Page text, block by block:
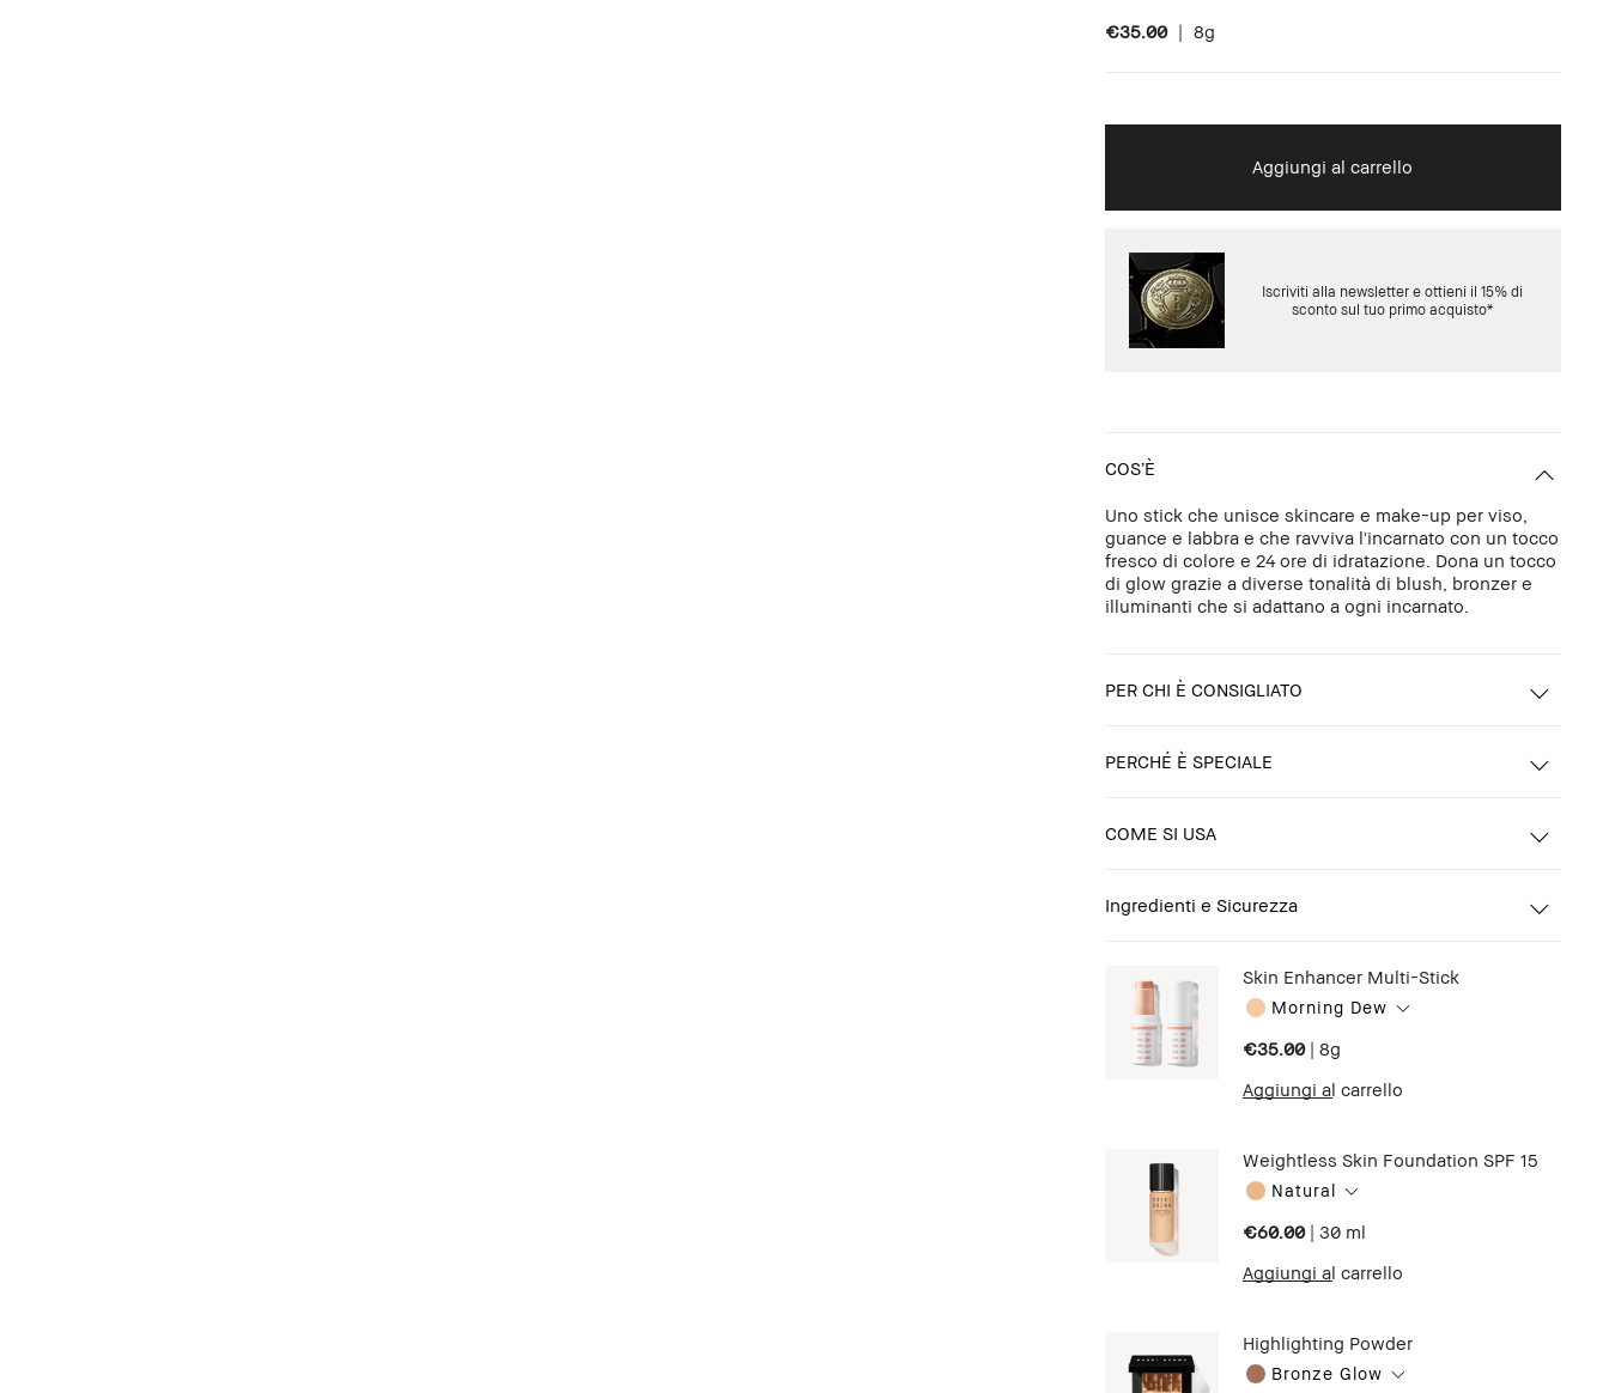
€35.00 | 8g
Aggiungi al carrello
Iscriviti alla newsletter e ottieni il 15% di
sconto sul tuo primo acquisto*
COS’È
Uno stick che unisce skincare e make-up per viso,
guance e labbra e che ravviva l'incarnato con un tocco
fresco di colore e 24 ore di idratazione. Dona un tocco
di glow grazie a diverse tonalità di blush, bronzer e
illuminanti che si adattano a ogni incarnato.
PER CHI È CONSIGLIATO
PERCHÉ È SPECIALE
COME SI USA
Ingredienti e Sicurezza
Skin Enhancer Multi-Stick
Morning Dew
€35.00 | 8g
Aggiungi al carrello
Weightless Skin Foundation SPF 15
Natural
€60.00 | 30 ml
Aggiungi al carrello
Highlighting Powder
Bronze Glow